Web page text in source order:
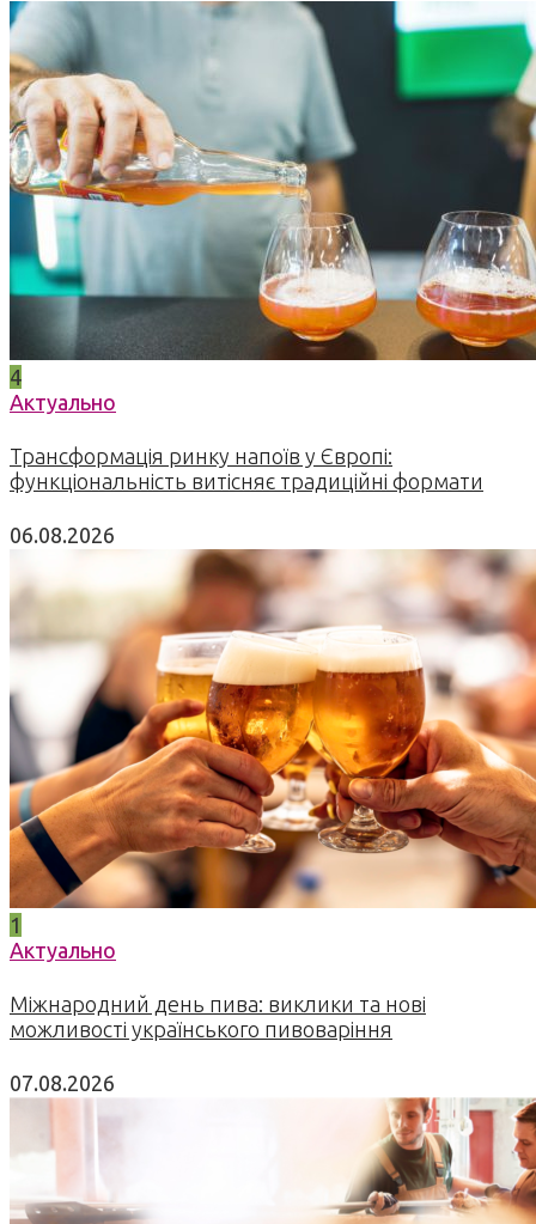
4
Актуально
Трансформація ринку напоїв у Європі:
функціональність витісняє традиційні формати
06.08.2026
1
Актуально
Міжнародний день пива: виклики та нові
можливості українського пивоваріння
07.08.2026